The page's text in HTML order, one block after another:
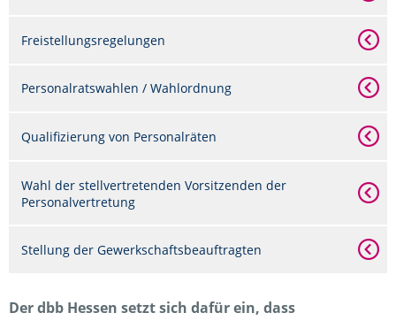
Freistellungsregelungen
Personalratswahlen / Wahlordnung
Qualifizierung von Personalräten
Wahl der stellvertretenden Vorsitzenden der
Personalvertretung
Stellung der Gewerkschaftsbeauftragten
Der dbb Hessen setzt sich dafür ein, dass